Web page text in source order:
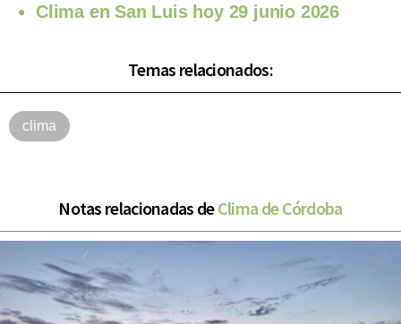
Clima en San Luis hoy 29 junio 2026
Temas relacionados:
clima
Notas relacionadas deClima de Córdoba